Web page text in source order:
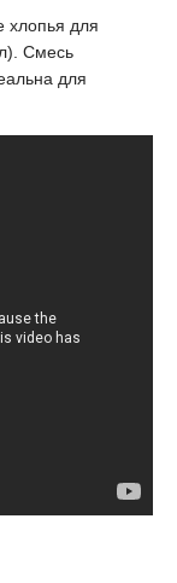
хлопья для
Смесь
для